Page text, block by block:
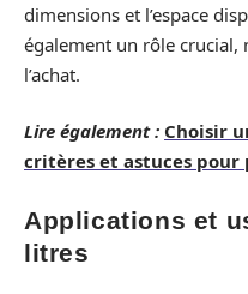
dimensions et l’espace
également un rôle crucial,
l’achat.
Lire également : Choisir
critères et astuces pour
Applications et
litres